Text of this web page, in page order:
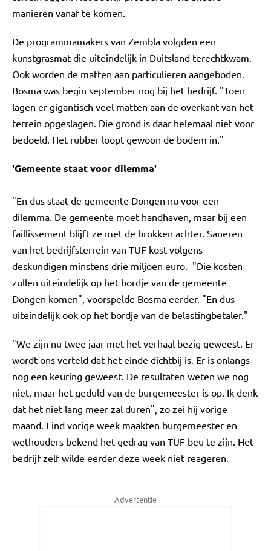
manieren vanaf te komen.
De programmamakers van Zembla volgden een
kunstgrasmat die uiteindelijk in Duitsland terechtkwam.
Ook worden de matten aan particulieren aangeboden.
Bosma was begin september nog bij het bedrijf. "Toen
lagen er gigantisch veel matten aan de overkant van het
terrein opgeslagen. Die grond is daar helemaal niet voor
bedoeld. Het rubber loopt gewoon de bodem in."
'Gemeente staat voor dilemma'
"En dus staat de gemeente Dongen nu voor een
dilemma. De gemeente moet handhaven, maar bij een
faillissement blijft ze met de brokken achter. Saneren
van het bedrijfsterrein van TUF kost volgens
deskundigen minstens drie miljoen euro. "Die kosten
zullen uiteindelijk op het bordje van de gemeente
Dongen komen", voorspelde Bosma eerder. "En dus
uiteindelijk ook op het bordje van de belastingbetaler."
"We zijn nu twee jaar met het verhaal bezig geweest. Er
wordt ons verteld dat het einde dichtbij is. Er is onlangs
nog een keuring geweest. De resultaten weten we nog
niet, maar het geduld van de burgemeester is op. Ik denk
dat het niet lang meer zal duren", zo zei hij vorige
maand. Eind vorige week maakten burgemeester en
wethouders bekend het gedrag van TUF beu te zijn. Het
bedrijf zelf wilde eerder deze week niet reageren.
Advertentie